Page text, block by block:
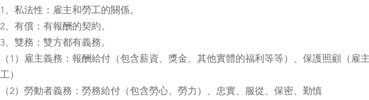
1、私法性：雇主和勞工的關係。
2、有償：有報酬的契約。
3、雙務：雙方都有義務。
（1）雇主義務：報酬給付（包含薪資、獎金、其他實體的福利等等）、保護照顧（雇
工）
（2）勞動者義務：勞務給付（包含勞心、勞力）、忠實、服從、保密、勤慎